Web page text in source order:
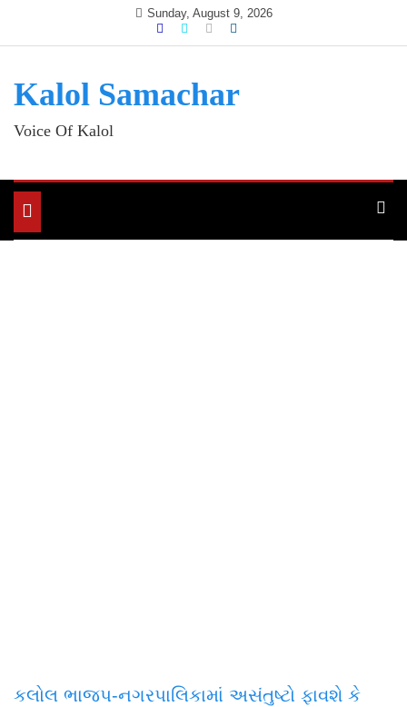
Sunday, August 9, 2026
Kalol Samachar
Voice Of Kalol
Toggle
navigation
કલોલ ભાજપ-નગરપાલિકામાં અસંતુષ્ટો ફાવશે કે